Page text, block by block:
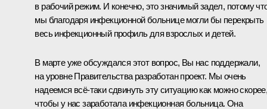
в рабочий режим. И конечно, это значимый задел, потому
мы благодаря инфекционной больнице могли бы перекрыть
весь инфекционный профиль для взрослых и детей.
В марте уже обсуждался этот вопрос, Вы нас поддержали,
на уровне Правительства разработан проект. Мы очень
надеемся всё-таки сдвинуть эту ситуацию как можно
чтобы у нас заработала инфекционная больница. Она